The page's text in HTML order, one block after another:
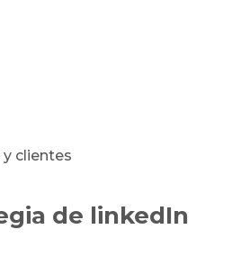
clientes
de linkedIn